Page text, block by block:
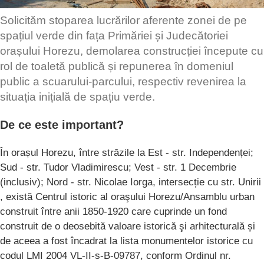
Solicităm stoparea lucrărilor aferente zonei de pe
spațiul verde din fața Primăriei și Judecătoriei
orașului Horezu, demolarea construcției începute cu
rol de toaletă publică și repunerea în domeniul
public a scuarului-parcului, respectiv revenirea la
situația inițială de spațiu verde.
De ce este important?
În orașul Horezu, între străzile la Est - str. Independenței;
Sud - str. Tudor Vladimirescu; Vest - str. 1 Decembrie
(inclusiv); Nord - str. Nicolae Iorga, intersecție cu str. Unirii
, există Centrul istoric al oraşului Horezu/Ansamblu urban
construit între anii 1850-1920 care cuprinde un fond
construit de o deosebită valoare istorică şi arhitecturală și
de aceea a fost încadrat la lista monumentelor istorice cu
codul LMI 2004 VL-II-s-B-09787, conform Ordinul nr.